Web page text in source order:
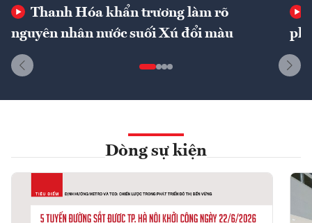
Thanh Hóa khẩn trương làm rõ
nguyên nhân nước suối Xú đổi màu
phí
Dòng sự kiện